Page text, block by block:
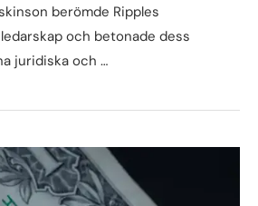
berömde Ripples
och betonade dess
juridiska och …